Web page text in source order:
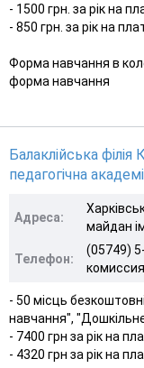
- 1500 грн. за рік на
- 850 грн. за рік на
Форма навчання в
форма навчання
Балаклійська
педагогічна
Адреса:
майдан
Телефон:
(05749)
- 50 місць
навчання",
- 7400 грн за рік на
- 4320 грн за рік на